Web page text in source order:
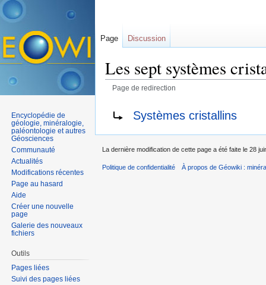
Les sept systèmes
Page de redirection
Rediriger vers :Systèmes cristallins
Page Discussion
Encyclopédie de
géologie, minéralogie,
paléontologie et autres
Géosciences
Communauté
Actualités
Modifications récentes
Page au hasard
Aide
Créer une nouvelle
page
Galerie des nouveaux
fichiers
Outils
Pages liées
Suivi des pages liées
La dernière modification de cette page a été faite le 28
Politique de confidentialité À propos de Géowiki :